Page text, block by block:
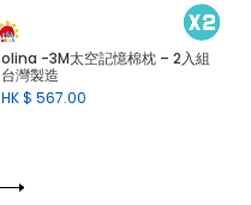
olina -3M太空記憶棉枕 – 2入組
台灣製造
HK $ 567.00